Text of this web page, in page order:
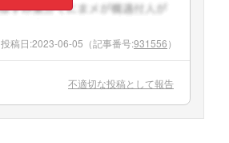
投稿日:2023-06-05 （記事番号:931556）
不適切な投稿として報告